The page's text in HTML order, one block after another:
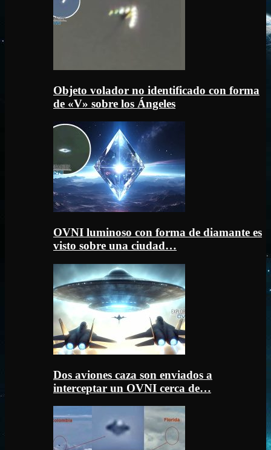
Objeto volador no identificado con forma
de «V» sobre los Ángeles
OVNI luminoso con forma de diamante es
visto sobre una ciudad…
Dos aviones caza son enviados a
interceptar un OVNI cerca de…